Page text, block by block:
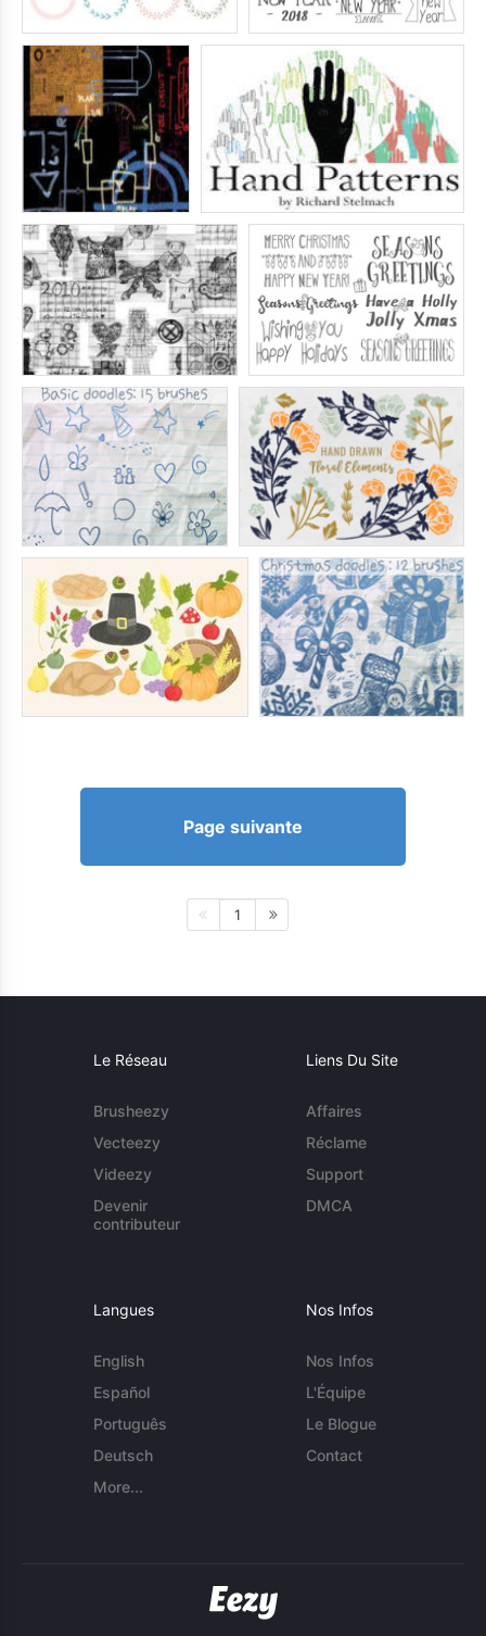
Page suivante
1
Le Réseau
Brusheezy
Vecteezy
Videezy
Devenir
contributeur
Liens Du Site
Affaires
Réclame
Support
DMCA
Langues
English
Español
Português
Deutsch
More...
Nos Infos
Nos Infos
L'Équipe
Le Blogue
Contact